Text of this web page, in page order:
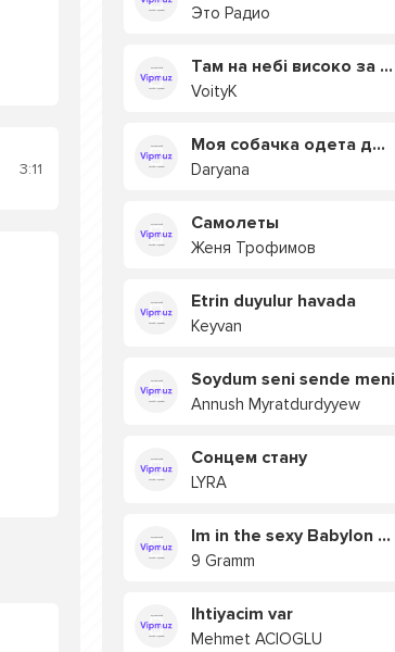
3:11
Это Радио
Там на небі високо за хмарами
VoityK
Моя собачка одета дороже тебя
Daryana
Самолеты
Женя Трофимов
Etrin duyulur havada
Keyvan
Soydum seni sende meni
Annush Myratdurdyyew
Сонцем стану
LYRA
Im in the sexy Babylon БУЯ
9 Gramm
Ihtiyacim var
Mehmet ACIOGLU